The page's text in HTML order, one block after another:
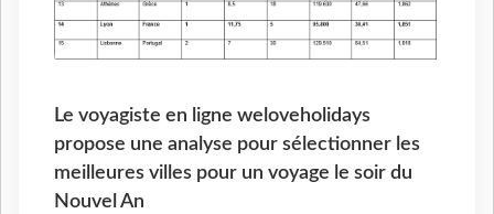
Le voyagiste en ligne weloveholidays
propose une analyse pour sélectionner les
meilleures villes pour un voyage le soir du
Nouvel An